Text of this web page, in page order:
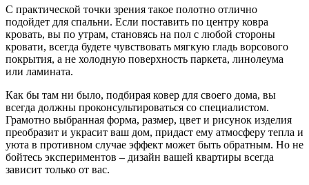
С практической точки зрения такое полотно отлично
подойдет для спальни. Если поставить по центру ковра
кровать, вы по утрам, становясь на пол с любой стороны
кровати, всегда будете чувствовать мягкую гладь ворсового
покрытия, а не холодную поверхность паркета, линолеума
или ламината.
Как бы там ни было, подбирая ковер для своего дома, вы
всегда должны проконсультироваться со специалистом.
Грамотно выбранная форма, размер, цвет и рисунок изделия
преобразит и украсит ваш дом, придаст ему атмосферу тепла и
уюта в противном случае эффект может быть обратным. Но не
бойтесь экспериментов – дизайн вашей квартиры всегда
зависит только от вас.